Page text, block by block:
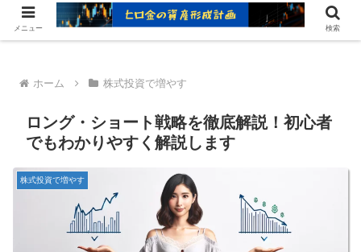
ヒロ金の資産形成レシピ：賢いお金の増やし方
ホーム 株式投資で増やす
ロング・ショート戦略を徹底解説！初心者
でもわかりやすく解説します
株式投資で増やす
メニュー 検索